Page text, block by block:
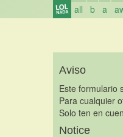
all b a
Aviso
Este formulario
Para cualquier
Solo ten en
Notice